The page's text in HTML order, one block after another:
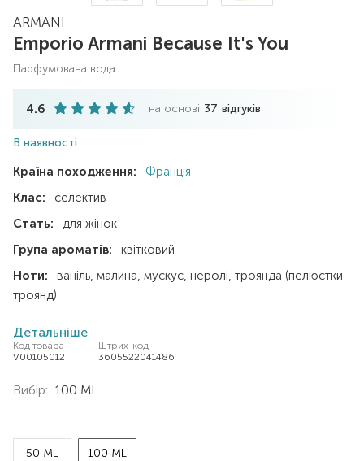
ARMANI
Emporio Armani Because It's You
парфумована вода
4.6 на основі 37 відгуків
В наявності
Країна походження:
Франція
Клас:
селектив
Стать:
для жінок
Група ароматів:
квітковий
Ноти:
ваніль малина мускус неролі
троянд)
Детальніше
Код товара
V00105012
Штрих-код
3605522041486
Вибір: 100 ML
50 ML 100 ML